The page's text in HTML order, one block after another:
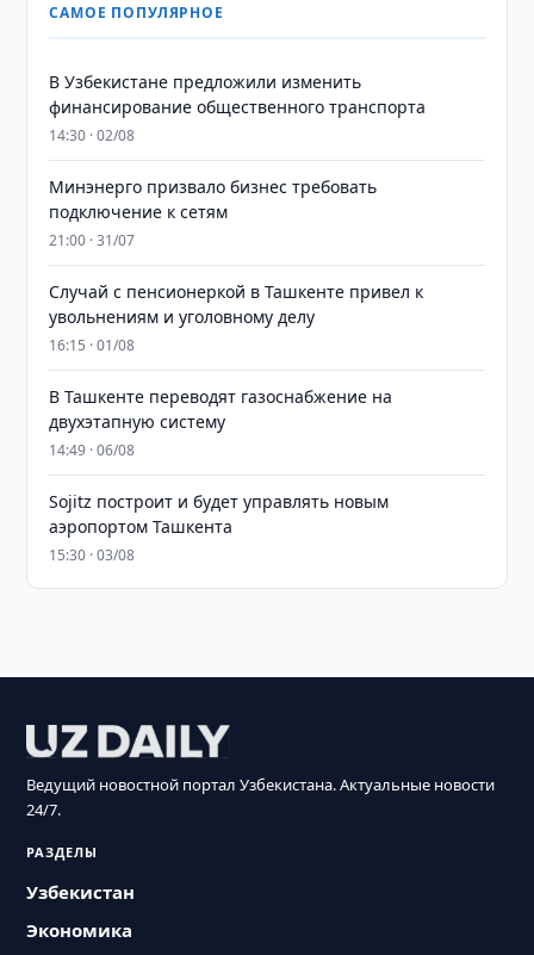
САМОЕ ПОПУЛЯРНОЕ
В Узбекистане предложили изменить
финансирование общественного транспорта
14:30 · 02/08
Минэнерго призвало бизнес требовать
подключение к сетям
21:00 · 31/07
Случай с пенсионеркой в Ташкенте привел к
увольнениям и уголовному делу
16:15 · 01/08
В Ташкенте переводят газоснабжение на
двухэтапную систему
14:49 · 06/08
Sojitz построит и будет управлять новым
аэропортом Ташкента
15:30 · 03/08
Ведущий новостной портал Узбекистана. Актуальные новости
24/7.
РАЗДЕЛЫ
Узбекистан
Экономика